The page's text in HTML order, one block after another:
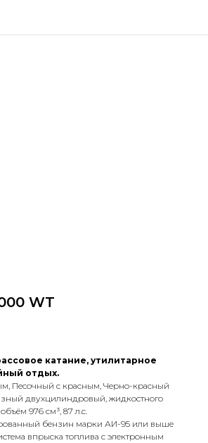
WT
катание, утилитарное
отдых.
Песочный с красным, Черно-красный
двухцилиндровый, жидкостного
976 см³, 87 л.с.
бензин марки АИ-95 или выше
впрыска топлива с электронным